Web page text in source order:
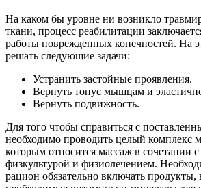
На каком бы уровне ни возникло
ткани, процесс реабилитации
работы поврежденных конечностей. На
решать следующие задачи:
Устранить застойные проявления.
Вернуть тонус мышцам и
Вернуть подвижность.
Для того чтобы справиться с
необходимо проводить целый комплекс
которым относится массаж в сочетании
физкультурой и физиолечением.
рацион обязательно включать продукты,